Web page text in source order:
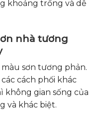
khoảng trống và dễ
nhà tương
sơn tương phản.
cách phối khác
không gian sống của
và khác biệt.